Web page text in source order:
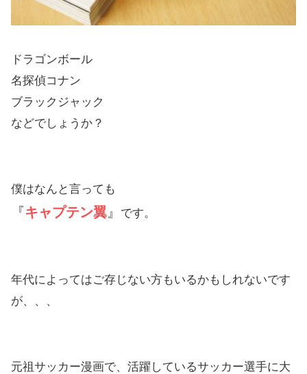
ドラゴンボール
名探偵コナン
ブラックジャック
などでしょうか？
僕はなんと言っても
『キャプテン翼 』 です。
年代によってはご存じない方もいるかもしれないです
が、、、
元祖サッカー漫画で、活躍しているサッカー選手に大